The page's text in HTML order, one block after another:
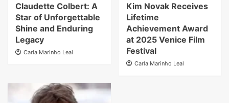
Claudette Colbert: A
Star of Unforgettable
Shine and Enduring
Legacy
Carla Marinho Leal
Kim Novak Receives
Lifetime
Achievement Award
at 2025 Venice Film
Festival
Carla Marinho Leal